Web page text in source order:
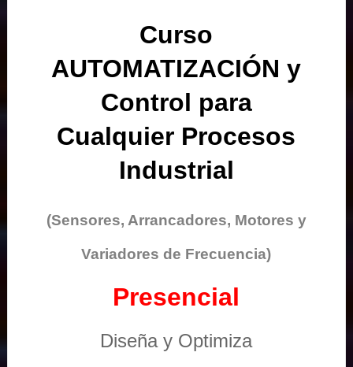
Curso
AUTOMATIZACIÓN y
Control para
Cualquier Procesos
Industrial
(Sensores, Arrancadores, Motores y
Variadores de Frecuencia)
Presencial
Diseña y Optimiza